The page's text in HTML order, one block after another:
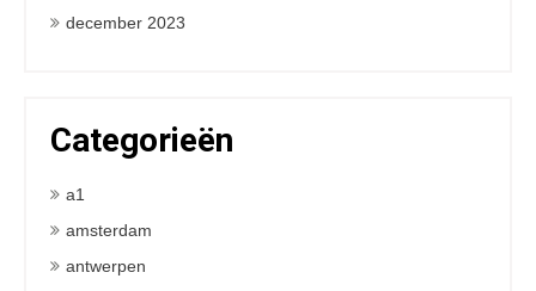
december 2023
Categorieën
a1
amsterdam
antwerpen